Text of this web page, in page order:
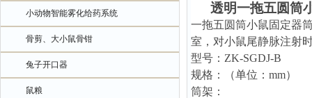
小动物智能雾化给药系统
骨剪、大小鼠骨钳
兔子开口器
鼠粮
透明一拖五圆筒
一拖五圆筒小鼠固定器
室，对小鼠尾静脉注射
型号： ZK-SGDJ-B
规格：（单位： mm）
筒架：